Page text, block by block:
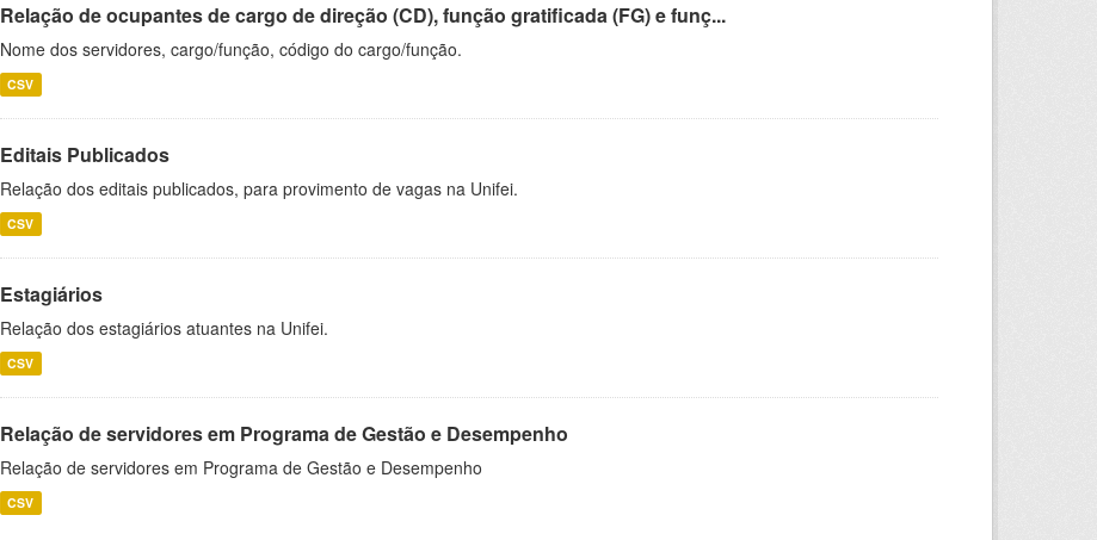
Relação de ocupantes de cargo de direção (CD), função gratificada (FG) e funç...
Nome dos servidores, cargo/função, código do cargo/função.
CSV
Editais Publicados
Relação dos editais publicados, para provimento de vagas na Unifei.
CSV
Estagiários
Relação dos estagiários atuantes na Unifei.
CSV
Relação de servidores em Programa de Gestão e Desempenho
Relação de servidores em Programa de Gestão e Desempenho
CSV